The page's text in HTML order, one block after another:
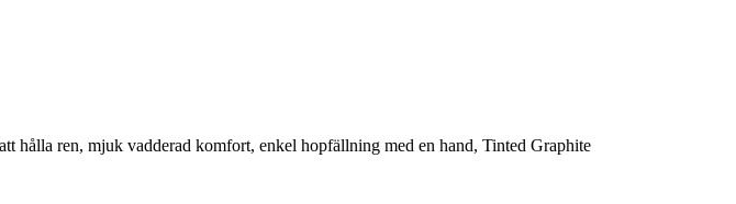
hålla ren, mjuk vadderad komfort, enkel hopfällning med en hand, Tinted Graphite